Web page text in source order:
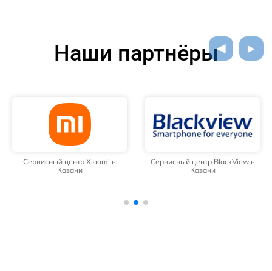
Наши партнёры
Сервисный центр Xiaomi в
Казани
Сервисный центр BlackView в
Казани